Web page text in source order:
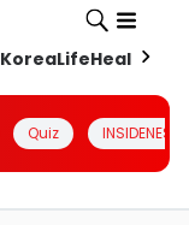
KoreaLifeHealth
Quiz INSIDENESIA